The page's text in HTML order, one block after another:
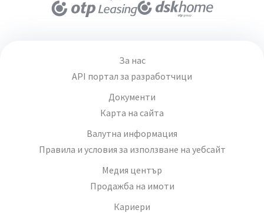
За нас
API портал за разработчици
Документи
Карта на сайта
Валутна информация
Правила и условия за използване на уебсайт
Медия център
Продажба на имоти
Кариери